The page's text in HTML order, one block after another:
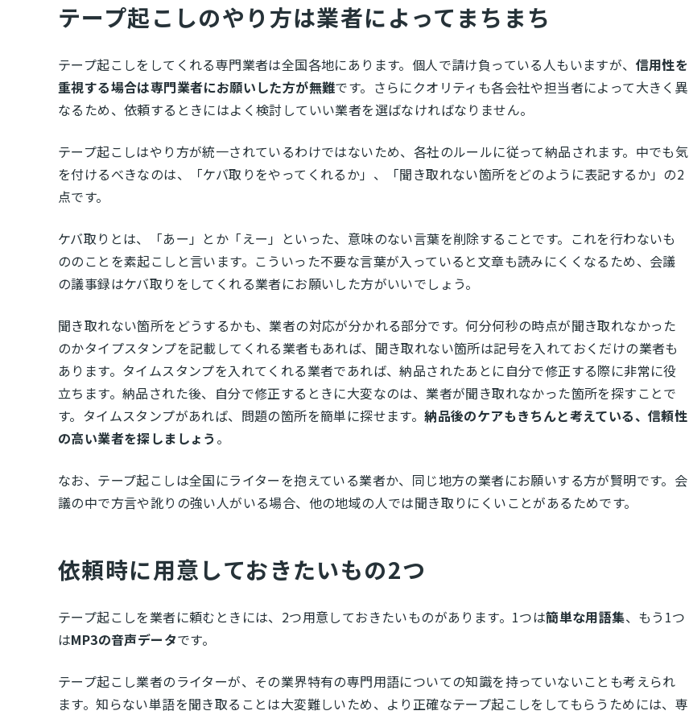
テープ起こしのやり方は業者によってまちまち
テープ起こしをしてくれる専門業者は全国各地にあります。個人で請け負っている人もいますが、 信用性を
重視する場合は専門業者にお願いした方が無難です。さらにクオリティも各会社や担当者によって大きく異
なるため、依頼するときにはよく検討していい業者を選ばなければなりません。
テープ起こしはやり方が統一されているわけではないため、各社のルールに従って納品されます。中でも気
を付けるべきなのは、「ケバ取りをやってくれるか」、「聞き取れない箇所をどのように表記するか」の2
点です。
ケバ取りとは、「あー」とか「えー」といった、意味のない言葉を削除することです。これを行わないも
ののことを素起こしと言います。こういった不要な言葉が入っていると文章も読みにくくなるため、会議
の議事録はケバ取りをしてくれる業者にお願いした方がいいでしょう。
聞き取れない箇所をどうするかも、業者の対応が分かれる部分です。何分何秒の時点が聞き取れなかった
のかタイプスタンプを記載してくれる業者もあれば、聞き取れない箇所は記号を入れておくだけの業者も
あります。タイムスタンプを入れてくれる業者であれば、納品されたあとに自分で修正する際に非常に役
立ちます。納品された後、自分で修正するときに大変なのは、業者が聞き取れなかった箇所を探すことで
す。タイムスタンプがあれば、問題の箇所を簡単に探せます。納品後のケアもきちんと考えている、信頼性
の高い業者を探しましょう 。
なお、テープ起こしは全国にライターを抱えている業者か、同じ地方の業者にお願いする方が賢明です。会
議の中で方言や訛りの強い人がいる場合、他の地域の人では聞き取りにくいことがあるためです。
依頼時に用意しておきたいもの2つ
テープ起こしを業者に頼むときには、2つ用意しておきたいものがあります。1つは簡単な用語集、もう1つ
はMP3の音声データです。
テープ起こし業者のライターが、その業界特有の専門用語についての知識を持っていないことも考えられ
ます。知らない単語を聞き取ることは大変難しいため、より正確なテープ起こしをしてもらうためには、専